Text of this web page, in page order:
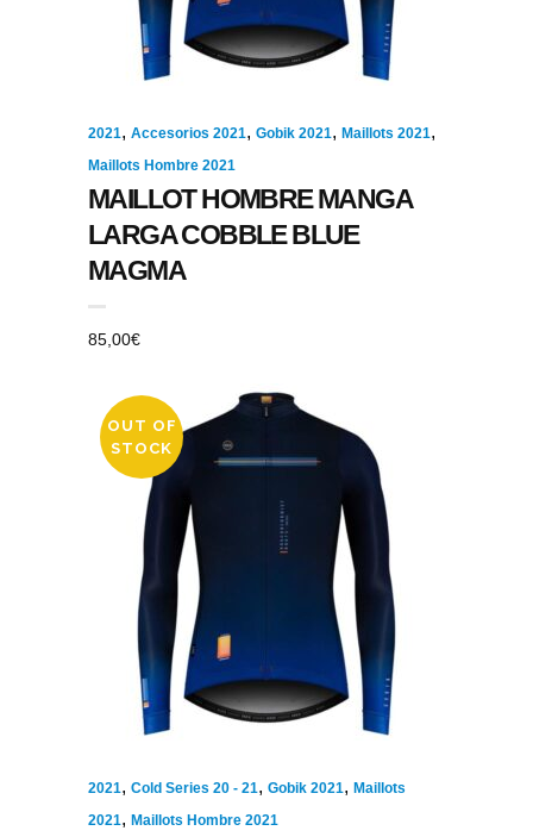
2021, Accesorios 2021, Gobik 2021, Maillots 2021,
Maillots Hombre 2021
MAILLOT HOMBRE MANGA
LARGA COBBLE BLUE
MAGMA
85,00€
OUT OF
STOCK
2021, Cold Series 20 - 21, Gobik 2021, Maillots
2021, Maillots Hombre 2021